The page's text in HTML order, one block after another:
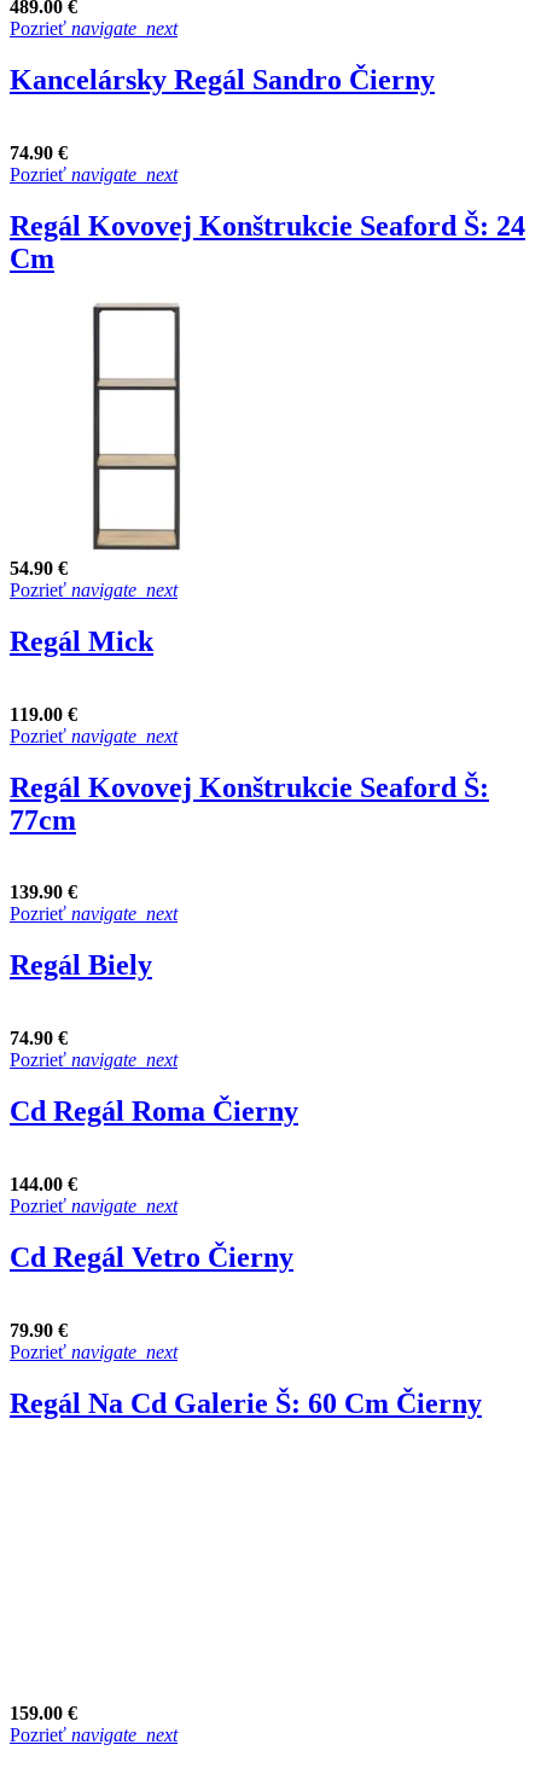
489.00 €
Pozrieť navigate_next
Kancelársky Regál Sandro Čierny
74.90 €
Pozrieť navigate_next
Regál Kovovej Konštrukcie Seaford Š: 24
Cm
54.90 €
Pozrieť navigate_next
Regál Mick
119.00 €
Pozrieť navigate_next
Regál Kovovej Konštrukcie Seaford Š:
77cm
139.90 €
Pozrieť navigate_next
Regál Biely
74.90 €
Pozrieť navigate_next
Cd Regál Roma Čierny
144.00 €
Pozrieť navigate_next
Cd Regál Vetro Čierny
79.90 €
Pozrieť navigate_next
Regál Na Cd Galerie Š: 60 Cm Čierny
159.00 €
Pozrieť navigate_next